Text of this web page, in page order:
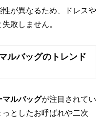
が異なるため、ドレスや
敗しません。
ルバッグのトレンド
マルバッグが注目されてい
としたお呼ばれや二次